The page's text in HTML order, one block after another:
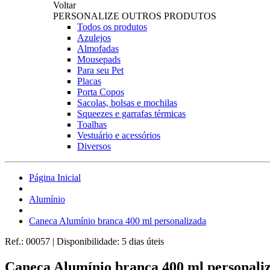
Voltar
PERSONALIZE OUTROS PRODUTOS
Todos os produtos
Azulejos
Almofadas
Mousepads
Para seu Pet
Placas
Porta Copos
Sacolas, bolsas e mochilas
Squeezes e garrafas térmicas
Toalhas
Vestuário e acessórios
Diversos
Página Inicial
Alumínio
Caneca Alumínio branca 400 ml personalizada
Ref.: 00057 | Disponibilidade: 5 dias úteis